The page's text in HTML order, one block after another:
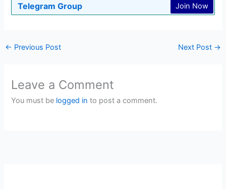
Telegram Group Join Now
← Previous Post Next Post →
Leave a Comment
You must be logged in to post a comment.